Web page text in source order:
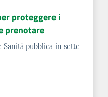
proteggere i
prenotare
pubblica in sette